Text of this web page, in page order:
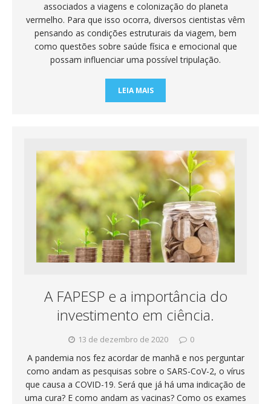
associados a viagens e colonização do planeta
vermelho. Para que isso ocorra, diversos cientistas vêm
pensando as condições estruturais da viagem, bem
como questões sobre saúde física e emocional que
possam influenciar uma possível tripulação.
LEIA MAIS
A FAPESP e a importância do
investimento em ciência.
13 de dezembro de 2020 0
A pandemia nos fez acordar de manhã e nos perguntar
como andam as pesquisas sobre o SARS-CoV-2, o vírus
que causa a COVID-19. Será que já há uma indicação de
uma cura? E como andam as vacinas? Como os exames